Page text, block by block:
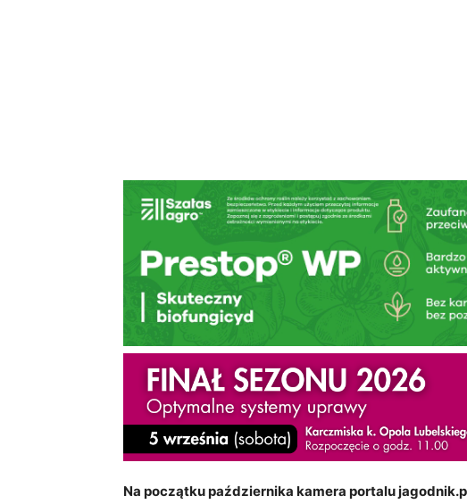
Na początku października kamera portalu